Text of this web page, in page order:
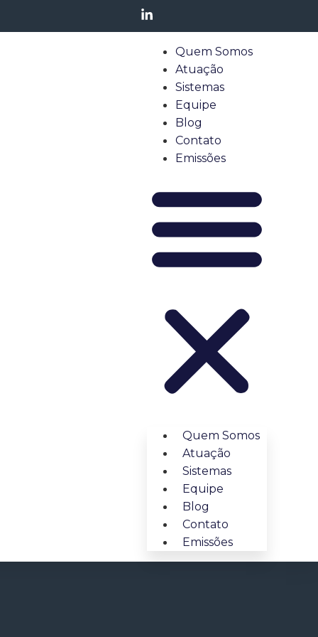
Quem Somos
Atuação
Sistemas
Equipe
Blog
Contato
Emissões
Quem Somos
Atuação
Sistemas
Equipe
Blog
Contato
Emissões